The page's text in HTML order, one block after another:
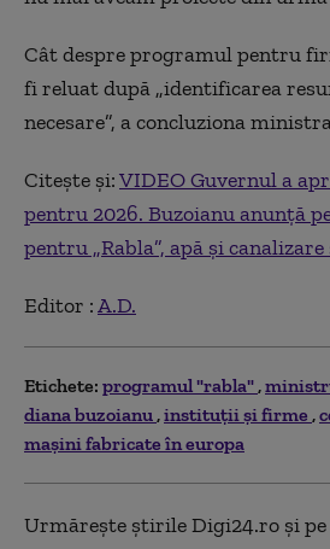
Cât despre programul pentru
fi reluat după „identificarea
necesare”, a concluziona
Citește și:VIDEO Guvernul a
pentru 2026. Buzoianu anunță
pentru „Rabla”, apă şi
Editor :A.D.
Etichete: programul "rabla"
diana buzoianu instituții și firme
mașini fabricate în europa
Urmărește știrile Digi24.ro și pe